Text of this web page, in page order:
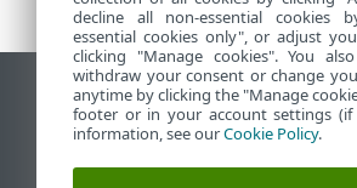
데스크톱 사이트 보기
End of Life
ESET 지식 베이스
decline all non-essential cookies
essential cookies only", or adjust
clicking "Manage cookies". You
withdraw your consent or change
anytime by clicking the "Manage
footer or in your account settings (if
information, see ourCookie Policy.